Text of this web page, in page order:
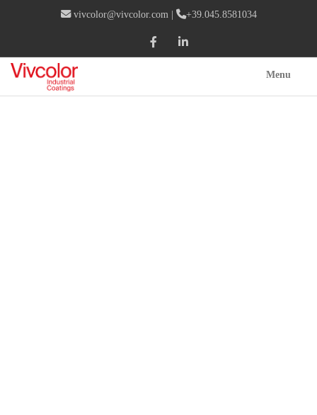
vivcolor@vivcolor.com | +39.045.8581034
Menu